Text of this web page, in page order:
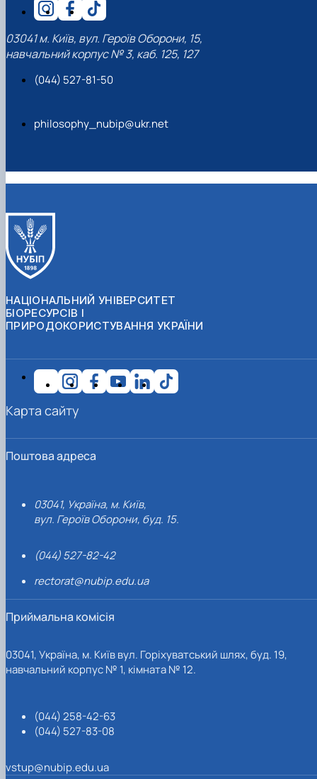
03041 м. Київ, вул. Героїв Оборони, 15,
навчальний корпус № 3, каб. 125, 127
(044) 527-81-50
philosophy_nubip@ukr.net
НАЦІОНАЛЬНИЙ УНІВЕРСИТЕТ
БІОРЕСУРСІВ І
ПРИРОДОКОРИСТУВАННЯ УКРАЇНИ
Поштова адреса
03041, Україна, м. Київ,
вул. Героїв Оборони, буд. 15.
(044) 527-82-42
rectorat@nubip.edu.ua
Приймальна комісія
03041, Україна, м. Київ вул. Горіхуватський шлях, буд. 19,
навчальний корпус № 1, кімната № 12.
(044) 258-42-63
(044) 527-83-08
vstup@nubip.edu.ua
Карта сайту